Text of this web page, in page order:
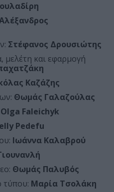
Στέφανος Δρουσιώτης
μελέτη και εφαρμογή
Καζάζης
Θωμάς Γαλαζούλας
Olga Faleichyk
Pedefu
Ιωάννα Καλαβρού
Θωμάς Παλυβός
τύπου: Μαρία Τσολάκη